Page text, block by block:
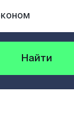
Найти